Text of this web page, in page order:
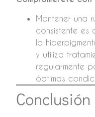
Mantener una
consistente es
la
y utiliza
regularmente
óptimas
Conclusión